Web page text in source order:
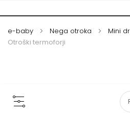
e-baby Nega otroka
Mini
Otroški termoforji